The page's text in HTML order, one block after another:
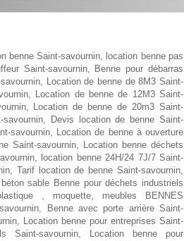
benne Saint-savournin, location benne pas
Saint-savournin, Benne pour débarras
Location de benne de 8M3 Saint-
Location de benne de 12M3 Saint-
Location de benne de 20m3 Saint-
Devis location de benne Saint-
savournin, Location de benne à ouverture
Saint-savournin, Location benne déchets
location benne 24H/24 7J/7 Saint-
Tarif location de benne Saint-savournin,
sable Benne pour déchets industriels
, moquette, meubles BENNES
Benne avec porte arrière Saint-
Location benne pour entreprises Saint-
Saint-savournin, Location benne pour